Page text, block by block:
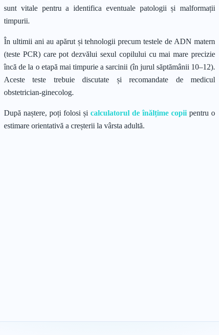
sunt vitale pentru a identifica eventuale patologii și malformații
timpurii.
În ultimii ani au apărut și tehnologii precum testele de ADN matern
(teste PCR) care pot dezvălui sexul copilului cu mai mare precizie
încă de la o etapă mai timpurie a sarcinii (în jurul săptămânii 10–12).
Aceste teste trebuie discutate și recomandate de medicul
obstetrician-ginecolog.
După naștere, poți folosi și calculatorul de înălțime copii pentru o
estimare orientativă a creșterii la vârsta adultă.